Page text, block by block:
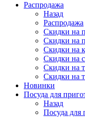
Распродажа
Назад
Распродажа
Скидки на
Скидки на
Скидки на
Скидки на
Скидки на
Скидки на
Новинки
Посуда для
Назад
Посуда для